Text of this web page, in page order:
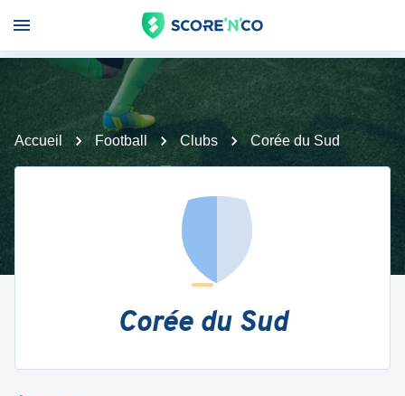
Accueil Football Clubs Corée du Sud
Corée du Sud